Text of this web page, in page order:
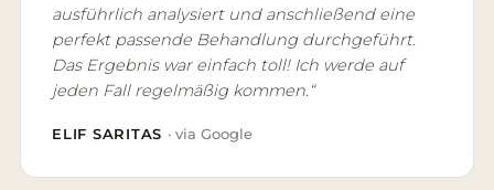
ausführlich analysiert und anschließend eine
perfekt passende Behandlung durchgeführt.
Das Ergebnis war einfach toll! Ich werde auf
jeden Fall regelmäßig kommen.“
ELIF SARITAS · via Google